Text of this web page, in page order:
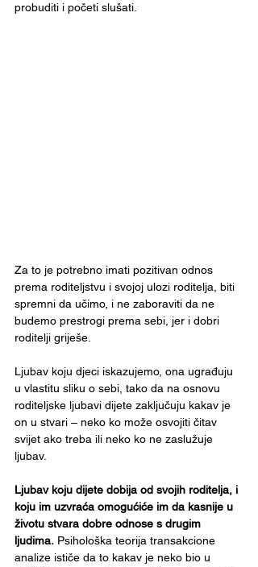
probuditi i početi slušati.
Za to je potrebno imati pozitivan odnos
prema roditeljstvu i svojoj ulozi roditelja, biti
spremni da učimo, i ne zaboraviti da ne
budemo prestrogi prema sebi, jer i dobri
roditelji griješe.
Ljubav koju djeci iskazujemo, ona ugrađuju
u vlastitu sliku o sebi, tako da na osnovu
roditeljske ljubavi dijete zaključuju kakav je
on u stvari – neko ko može osvojiti čitav
svijet ako treba ili neko ko ne zaslužuje
ljubav.
Ljubav koju dijete dobija od svojih roditelja, i
koju im uzvraća omogućiće im da kasnije u
životu stvara dobre odnose s drugim
ljudima. Psihološka teorija transakcione
analize ističe da to kakav je neko bio u